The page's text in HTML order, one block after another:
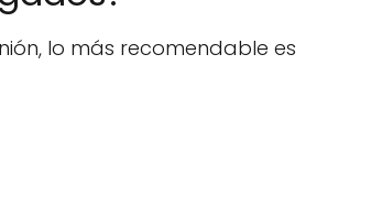
lo más recomendable es